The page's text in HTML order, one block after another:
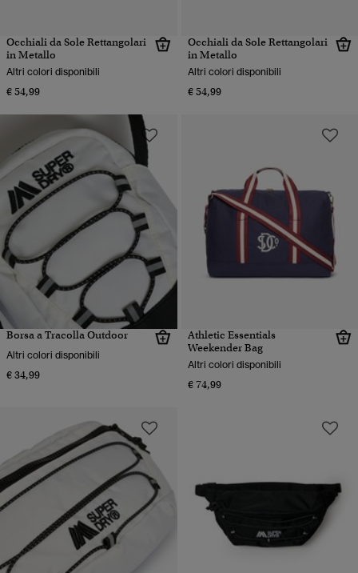
Occhiali da Sole Rettangolari
in Metallo
Altri colori disponibili
€ 54,99
Occhiali da Sole Rettangolari
in Metallo
Altri colori disponibili
€ 54,99
Borsa a Tracolla Outdoor
Altri colori disponibili
€ 34,99
Athletic Essentials
Weekender Bag
Altri colori disponibili
€ 74,99